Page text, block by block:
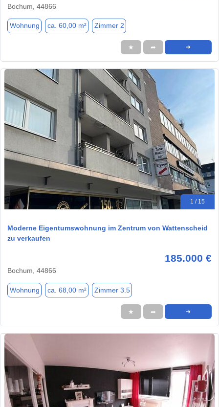
Bochum, 44866
Wohnung ca. 60,00 m² Zimmer 2
★ ➦ ➜
1 / 15
Moderne Eigentumswohnung im Zentrum von Wattenscheid
zu verkaufen
185.000 €
Bochum, 44866
Wohnung ca. 68,00 m² Zimmer 3.5
★ ➦ ➜